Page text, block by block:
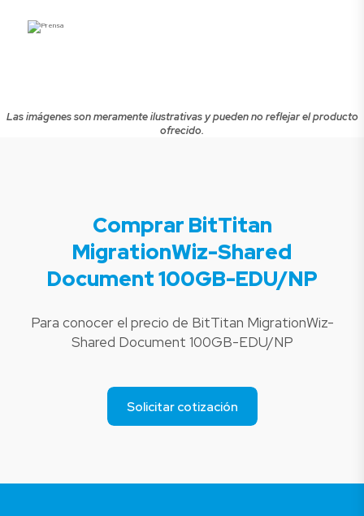
Las imágenes son meramente ilustrativas y pueden no reflejar el producto
ofrecido.
Comprar BitTitan
MigrationWiz-Shared
Document 100GB-EDU/NP
Para conocer el precio de BitTitan MigrationWiz-
Shared Document 100GB-EDU/NP
Solicitar cotización